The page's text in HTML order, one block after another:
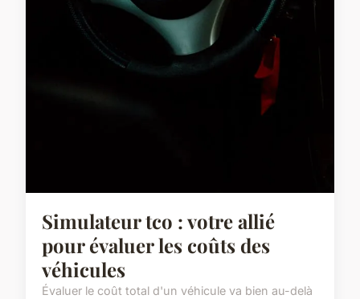
Simulateur tco : votre allié
pour évaluer les coûts des
véhicules
Évaluer le coût total d'un véhicule va bien au-delà